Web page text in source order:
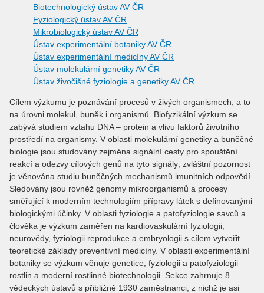
Biotechnologický ústav AV ČR
Fyziologický ústav AV ČR
Mikrobiologický ústav AV ČR
Ústav experimentální botaniky AV ČR
Ústav experimentální medicíny AV ČR
Ústav molekulární genetiky AV ČR
Ústav živočišné fyziologie a genetiky AV ČR
Cílem výzkumu je poznávání procesů v živých organismech, a to
na úrovni molekul, buněk i organismů. Biofyzikální výzkum se
zabývá studiem vztahu DNA – protein a vlivu faktorů životního
prostředí na organismy. V oblasti molekulární genetiky a buněčné
biologie jsou studovány zejména signální cesty pro spouštění
reakcí a odezvy cílových genů na tyto signály; zvláštní pozornost
je věnována studiu buněčných mechanismů imunitních odpovědí.
Sledovány jsou rovněž genomy mikroorganismů a procesy
směřující k moderním technologiím přípravy látek s definovanými
biologickými účinky. V oblasti fyziologie a patofyziologie savců a
člověka je výzkum zaměřen na kardiovaskulární fyziologii,
neurovědy, fyziologii reprodukce a embryologii s cílem vytvořit
teoretické základy preventivní medicíny. V oblasti experimentální
botaniky se výzkum věnuje genetice, fyziologii a patofyziologii
rostlin a moderní rostlinné biotechnologii. Sekce zahrnuje 8
vědeckých ústavů s přibližně 1930 zaměstnanci, z nichž je asi